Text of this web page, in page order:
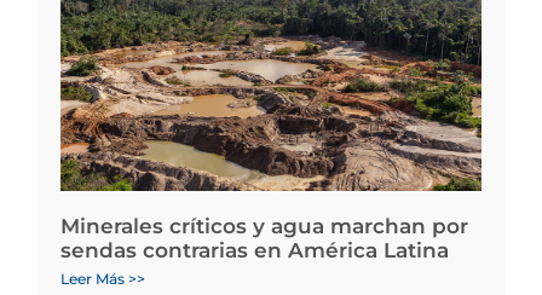
Minerales críticos y agua marchan por
sendas contrarias en América Latina
Leer Más >>